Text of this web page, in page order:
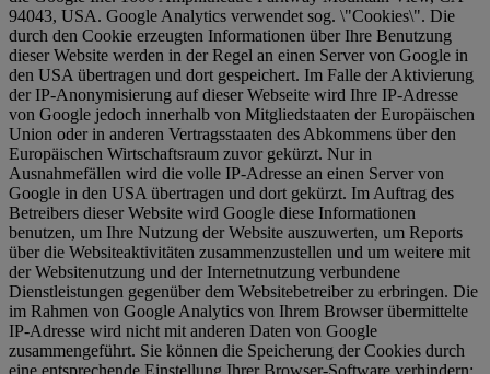
94043, USA. Google Analytics verwendet sog. \"Cookies\". Die
durch den Cookie erzeugten Informationen über Ihre Benutzung
dieser Website werden in der Regel an einen Server von Google in
den USA übertragen und dort gespeichert. Im Falle der Aktivierung
der IP-Anonymisierung auf dieser Webseite wird Ihre IP-Adresse
von Google jedoch innerhalb von Mitgliedstaaten der Europäischen
Union oder in anderen Vertragsstaaten des Abkommens über den
Europäischen Wirtschaftsraum zuvor gekürzt. Nur in
Ausnahmefällen wird die volle IP-Adresse an einen Server von
Google in den USA übertragen und dort gekürzt. Im Auftrag des
Betreibers dieser Website wird Google diese Informationen
benutzen, um Ihre Nutzung der Website auszuwerten, um Reports
über die Websiteaktivitäten zusammenzustellen und um weitere mit
der Websitenutzung und der Internetnutzung verbundene
Dienstleistungen gegenüber dem Websitebetreiber zu erbringen. Die
im Rahmen von Google Analytics von Ihrem Browser übermittelte
IP-Adresse wird nicht mit anderen Daten von Google
zusammengeführt. Sie können die Speicherung der Cookies durch
eine entsprechende Einstellung Ihrer Browser-Software verhindern;